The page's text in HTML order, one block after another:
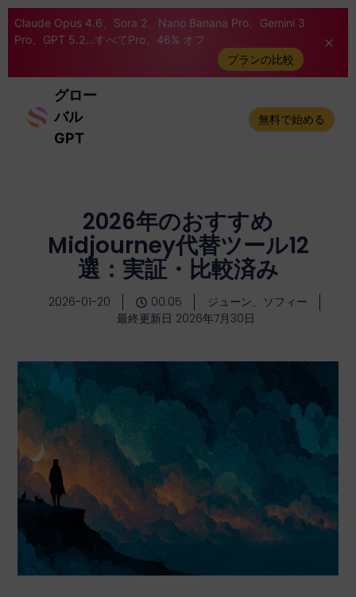
Claude Opus 4.6、Sora 2、Nano Banana Pro、Gemini 3
Pro、GPT 5.2...すべてPro。46% オフ
プランの比較
グロー
バル
GPT
無料で始める
2026年のおすすめ
Midjourney代替ツール12
選：実証・比較済み
2026-01-20 00:05
ジューン、ソフィー
最終更新日 2026年7月30日